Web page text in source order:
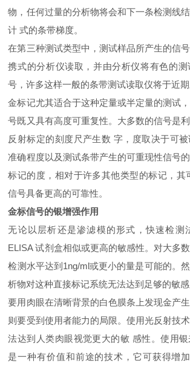
物，任何过量的分析物将会和下一条检测线
计 式的条带梯度。
在第三种测试类型中，测试样品所产生的信
携式的分析仪读取，并由分析仪将有色的
号，许多这样一般的条带测试读取仪将于近期
金标记尤其适合于这种定量或半定量的测试
号既又具有高度可重复性。大多数的信号是
反射标定的刻度尺产生数 字，度取决于可
准确程度以及测试条带产生的可重现性信号
标记的度，相对于许多其他类型的标记，其
信号具备更高的可靠性。
金标信号的银增强作用
无论以层析还是渗滤模的形式，快速检测
ELISA 试剂盒相似或更高的敏感性。对大多
检测水平达到1ng/ml或更小的量是可能的。
析物对这种直接标记系统无法达到足够的敏感
要用肉眼在清晰背景的白色膜条上发现金产
则要受到使用者能力的局限。使用光反射技
法达到人类肉眼视觉更大的敏 感性。使用
是一种有价值和前途的技术，它可获得增